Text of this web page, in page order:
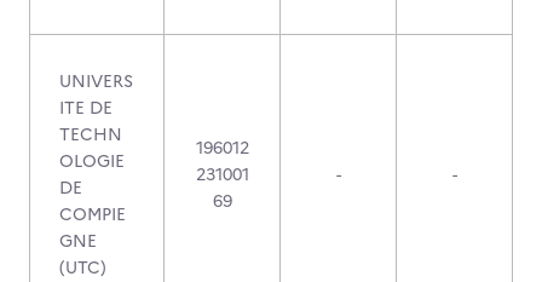
UNIVERS
ITE DE
TECHN
OLOGIE
DE
COMPIE
GNE
(UTC)
196012
231001
69
- -